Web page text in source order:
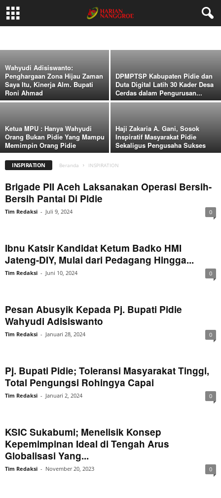
NASIONAL
NEWS OPINI PENDIDIKAN POLITIK SOSIAL
SPORT
Banjir Bandang Tangse, Khalid, S.Pd.I dan
Dinas Sosial Propinsi Saling Sinergi
Wahyudi Adisiswanto:
Penghargaan Zona Hijau Zaman
Saya Itu, Kinerja Alm. Bupati
Roni Ahmad
DPMPTSP Kabupaten Pidie dan
Duta Digital Latih 30 Kader Desa
Cerdas dalam Pengurusan...
Ketua MPU : Hanya Wahyudi
Orang Bukan Pidie Yang Mampu
Memimpin Orang Pidie
Haji Zakaria A. Gani, Sosok
Inspiratif Masyarakat Pidie
Sekaligus Pengusaha Sukses
INSPIRATION Beranda INSPIRATION
Brigade PII Aceh Laksanakan Operasi Bersih-
Bersih Pantai Di Pidie
Tim Redaksi - Juli 9, 2024 0
Ibnu Katsir Kandidat Ketum Badko HMI
Jateng-DIY, Mulai dari Pedagang Hingga...
Tim Redaksi - Juni 10, 2024 0
Pesan Abusyik Kepada Pj. Bupati Pidie
Wahyudi Adisiswanto
Tim Redaksi - Januari 28, 2024 0
Pj. Bupati Pidie; Toleransi Masyarakat Tinggi,
Total Pengungsi Rohingya Capai
Tim Redaksi - Januari 2, 2024 0
KSIC Sukabumi; Menelisik Konsep
Kepemimpinan Ideal di Tengah Arus
Globalisasi Yang...
Tim Redaksi - November 20, 2023 0